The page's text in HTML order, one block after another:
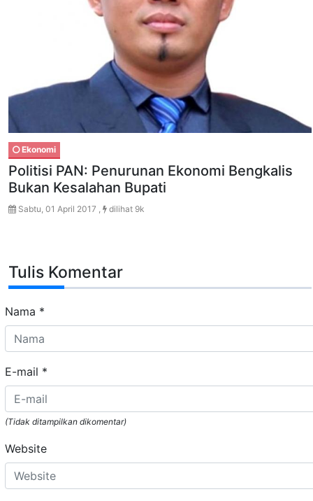
Ekonomi
Politisi PAN: Penurunan Ekonomi Bengkalis
Bukan Kesalahan Bupati
Sabtu, 01 April 2017 , dilihat 9k
Tulis Komentar
Nama *
E-mail *
(Tidak ditampilkan dikomentar)
Website